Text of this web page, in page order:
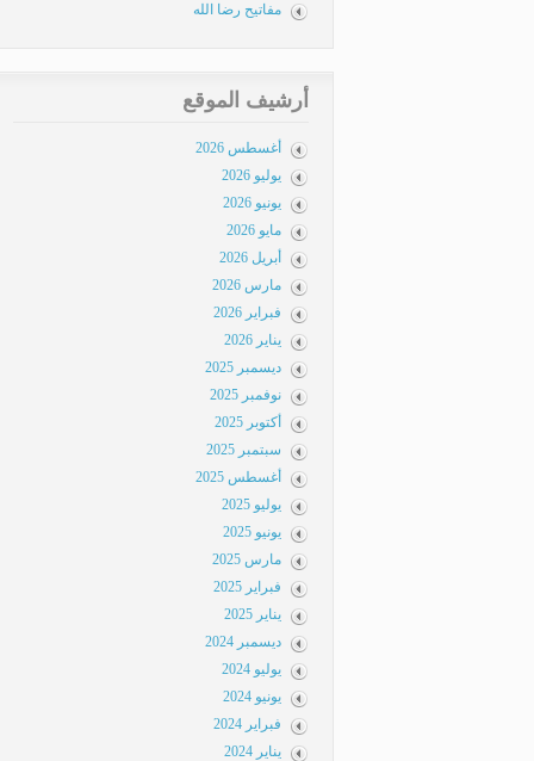
مفاتيح رضا الله
أرشيف الموقع
أغسطس 2026
يوليو 2026
يونيو 2026
مايو 2026
أبريل 2026
مارس 2026
فبراير 2026
يناير 2026
ديسمبر 2025
نوفمبر 2025
أكتوبر 2025
سبتمبر 2025
أغسطس 2025
يوليو 2025
يونيو 2025
مارس 2025
فبراير 2025
يناير 2025
ديسمبر 2024
يوليو 2024
يونيو 2024
فبراير 2024
يناير 2024